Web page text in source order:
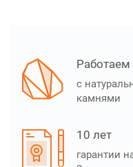
Работаем
с
камнями
10 лет
гарантии